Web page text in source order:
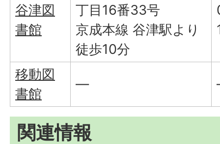
谷津図
書館
丁目16番33号
京成本線 谷津駅より
徒歩10分
移動図
書館
—
関連情報